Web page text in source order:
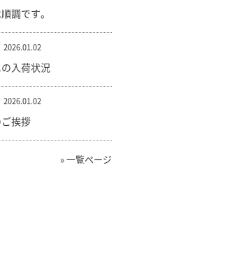
調です。
2026.01.02
入荷状況
2026.01.02
挨拶
» 一覧ページ